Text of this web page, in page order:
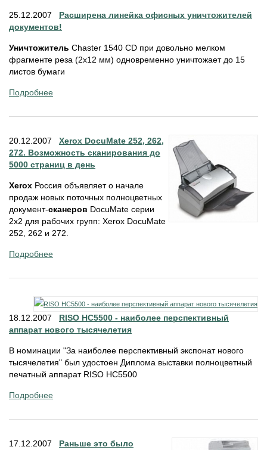
25.12.2007 Расширена линейка офисных уничтожителей
документов!
Уничтожитель Chaster 1540 CD при довольно мелком
фрагменте реза (2х12 мм) одновременно уничтожает до 15
листов бумаги
Подробнее
20.12.2007 Xerox DocuMate 252, 262,
272. Возможность сканирования до
5000 страниц в день
Xerox Россия объявляет о начале
продаж новых поточных полноцветных
документ-сканеров DocuMate серии
2х2 для рабочих групп: Xerox DocuMate
252, 262 и 272.
Подробнее
18.12.2007 RISO НС5500 - наиболее перспективный
аппарат нового тысячелетия
В номинации "За наиболее перспективный экспонат нового
тысячелетия" был удостоен Диплома выставки полноцветный
печатный аппарат RISO HC5500
Подробнее
17.12.2007 Раньше это было